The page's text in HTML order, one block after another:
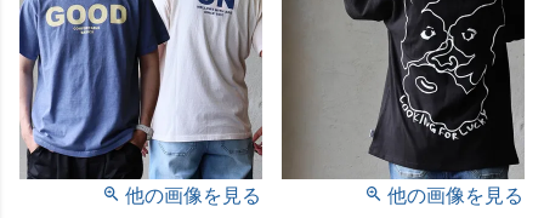
他の画像を見る 他の画像を見る